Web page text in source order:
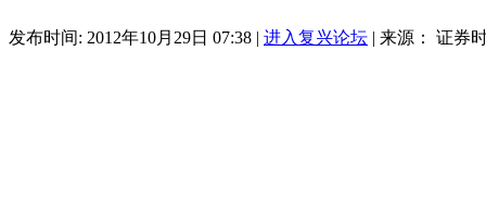
发布时间: 2012年10月29日 07:38 | 进入复兴论坛 | 来源： 证券